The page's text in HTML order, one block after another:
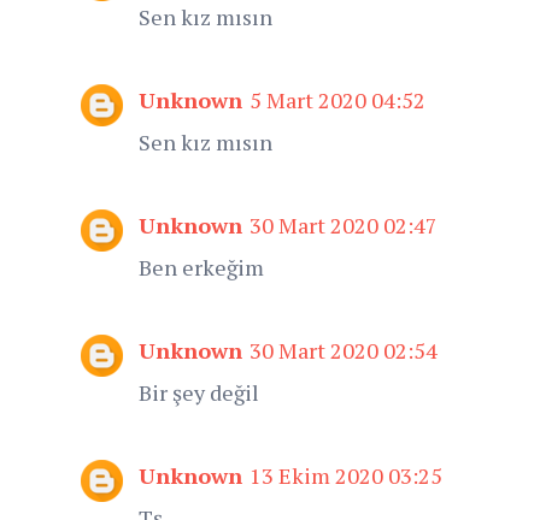
Sen kız mısın
Unknown 5 Mart 2020 04:52
Sen kız mısın
Unknown 30 Mart 2020 02:47
Ben erkeğim
Unknown 30 Mart 2020 02:54
Bir şey değil
Unknown 13 Ekim 2020 03:25